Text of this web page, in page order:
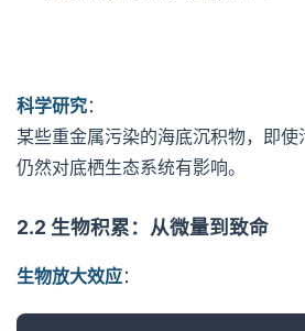
科学研究：
某些重金属污染的海底沉积物，即使
仍然对底栖生态系统有影响。
2.2 生物积累：从微量到致命
生物放大效应：